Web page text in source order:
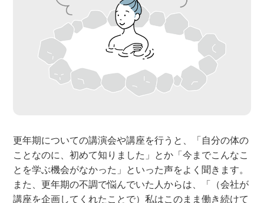
更年期についての講演会や講座を行うと、「自分の体の
ことなのに、初めて知りました」とか「今までこんなこ
とを学ぶ機会がなかった」といった声をよく聞きます。
また、更年期の不調で悩んでいた人からは、「（会社が
講座を企画してくれたことで）私はこのまま働き続けて